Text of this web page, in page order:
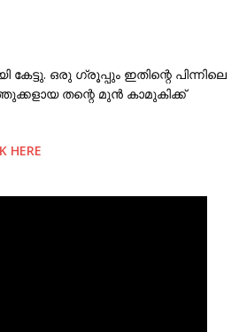
ഒരു ഗ്രൂപ്പും ഇതിന്റെ പിന്നിലെ
തന്റെ മുൻ കാമുകിക്ക്